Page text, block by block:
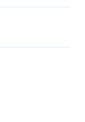
プレイできま
?